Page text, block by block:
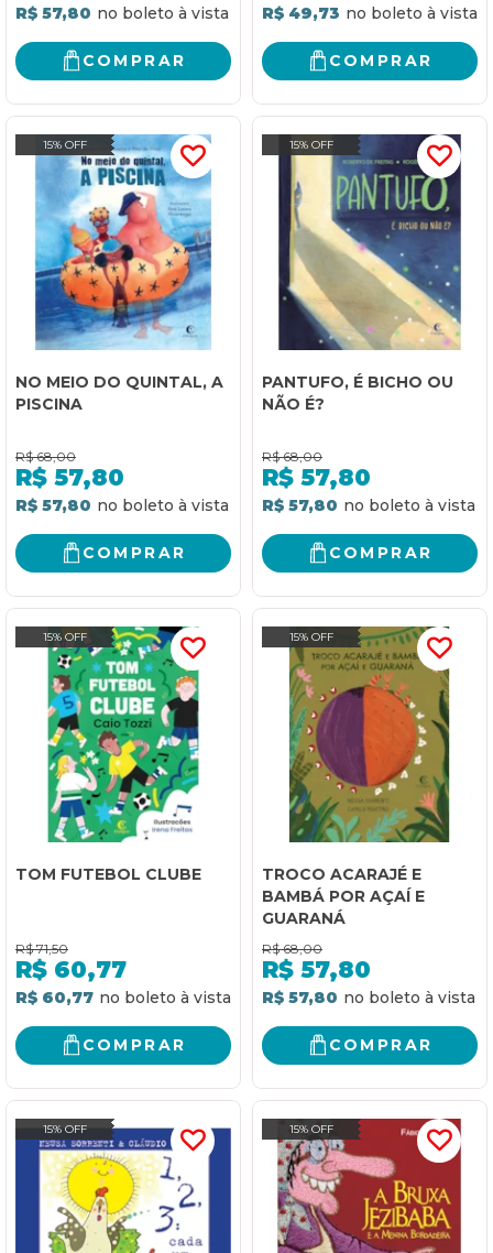
R$ 57,80
COMPRAR
R$ 49,73
COMPRAR
15% OFF
NO MEIO DO QUINTAL, A
PISCINA
R$ 68,00
R$ 57,80
R$ 57,80
COMPRAR
15% OFF
PANTUFO, É BICHO OU
NÃO É?
R$ 68,00
R$ 57,80
R$ 57,80
COMPRAR
15% OFF
TOM FUTEBOL CLUBE
R$ 71,50
R$ 60,77
R$ 60,77
COMPRAR
15% OFF
TROCO ACARAJÉ E
BAMBÁ POR AÇAÍ E
GUARANÁ
R$ 68,00
R$ 57,80
R$ 57,80
COMPRAR
15% OFF 15% OFF